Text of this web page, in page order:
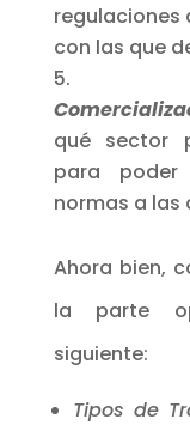
con las que
qué sector
para
normas a las
Ahora bien,
la parte
siguiente:
Tipos de